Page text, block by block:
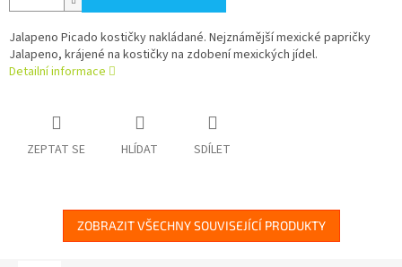
Jalapeno Picado kostičky nakládané. Nejznámější mexické papričky
Jalapeno, krájené na kostičky na zdobení mexických jídel.
Detailní informace
ZEPTAT SE HLÍDAT SDÍLET
ZOBRAZIT VŠECHNY SOUVISEJÍCÍ PRODUKTY